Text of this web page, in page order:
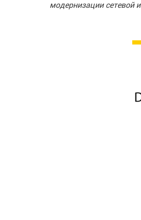
модернизации сетевой